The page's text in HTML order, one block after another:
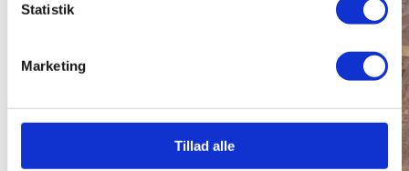
Statistik
Marketing
Tillad alle